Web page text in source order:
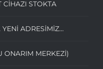
CİHAZI STOKTA
YENI ADRESIMIZ…
ONARIM MERKEZI)